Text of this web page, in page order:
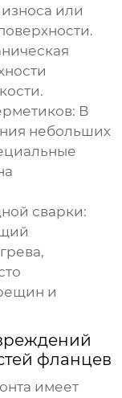
или
В
небольших
сварки:
и
фланцев
имеет